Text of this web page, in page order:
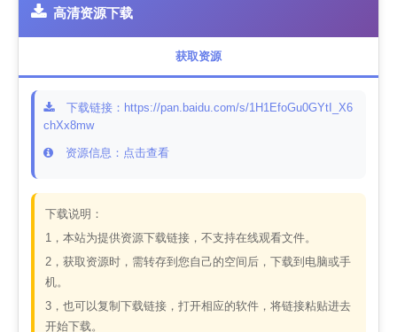
高清资源下载
获取资源
下载链接：https://pan.baidu.com/s/1H1EfoGu0GYtI_X6
chXx8mw
资源信息：点击查看
下载说明：
1，本站为提供资源下载链接，不支持在线观看文件。
2，获取资源时，需转存到您自己的空间后，下载到电脑或手
机。
3，也可以复制下载链接，打开相应的软件，将链接粘贴进去
开始下载。